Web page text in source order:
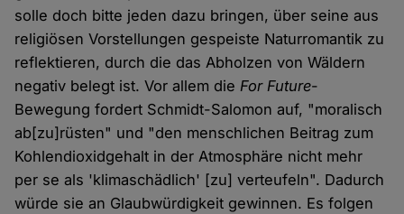
solle doch bitte jeden dazu bringen, über seine aus
religiösen Vorstellungen gespeiste Naturromantik zu
reflektieren, durch die das Abholzen von Wäldern
negativ belegt ist. Vor allem dieFor Future-
Bewegung fordert Schmidt-Salomon auf, "moralisch
ab[zu]rüsten" und "den menschlichen Beitrag zum
Kohlendioxidgehalt in der Atmosphäre nicht mehr
per se als 'klimaschädlich' [zu] verteufeln". Dadurch
würde sie an Glaubwürdigkeit gewinnen. Es folgen